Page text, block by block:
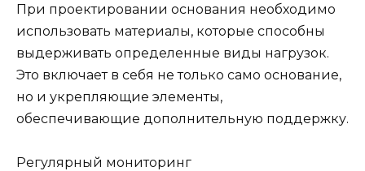
При проектировании основания необходимо
использовать материалы, которые способны
выдерживать определенные виды нагрузок.
Это включает в себя не только само основание,
но и укрепляющие элементы,
обеспечивающие дополнительную поддержку.
Регулярный мониторинг